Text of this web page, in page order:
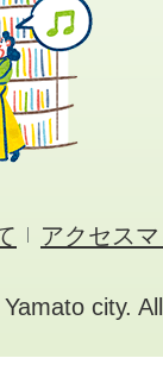
アクセス
city.